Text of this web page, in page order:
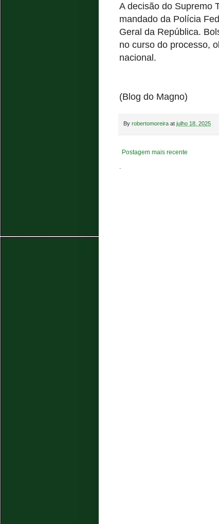
A decisão do Supremo
mandado da Polícia
Geral da República.
no curso do processo,
nacional.
(Blog do Magno)
By robertomoreira at julho 18, 2025
Postagem mais recente